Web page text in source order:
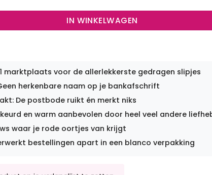
IN WINKELWAGEN
marktplaats voor de allerlekkerste gedragen slipjes
herkenbare naam op je bankafschrift
De postbode ruikt én merkt niks
en warm aanbevolen door heel veel andere
waar je rode oortjes van krijgt
bestellingen apart in een blanco verpakking